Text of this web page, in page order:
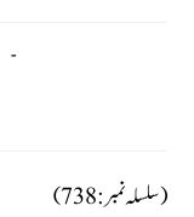
(سلسلہ نمبر: 738)